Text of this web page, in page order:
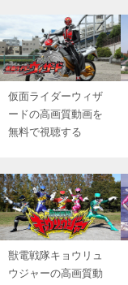
仮面ライダーウィザ
ードの高画質動画を
無料で視聴する
獣電戦隊キョウリュ
ウジャーの高画質動